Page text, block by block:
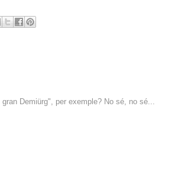
Demiürg", per exemple? No sé, no sé...